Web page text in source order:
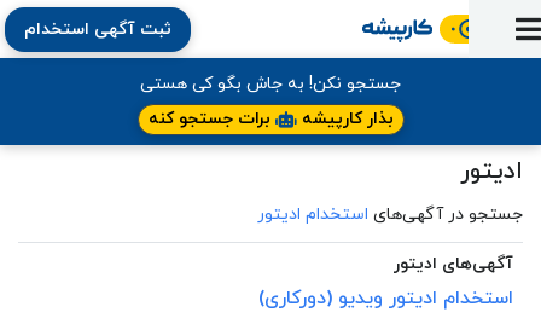
آماده
به
کار
استخدام
شده‌ها
نظر
ارتقای
شغلی
آموزشی
مقاله
کتاب
فایل‌و‌قالب
اخبار
استخدام
کارپیشه
جستجوی
کارجویان
(رزومه)
بخش
کارفرمایان
ثبت آگهی استخدام
جستجو نکن! به جاش بگو کی هستی
بذار کارپیشه
برات جستجو کنه
ادیتور
جستجو در آگهی‌های استخدام ادیتور
آگهی‌های ادیتور
استخدام ادیتور ویدیو (دورکاری)